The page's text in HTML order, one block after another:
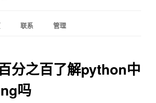
联系 管理
分之百了解python中
吗